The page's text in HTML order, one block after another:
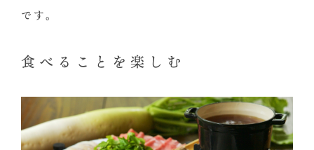
です。
食べることを楽しむ